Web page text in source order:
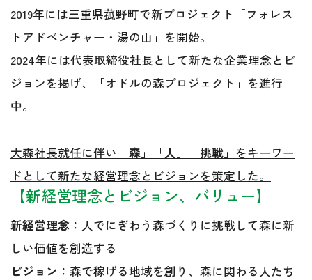
2019年には三重県菰野町で新プロジェクト「フォレス
トアドベンチャー・湯の山」を開始。
2024年には代表取締役社長として新たな企業理念とビ
ジョンを掲げ、「オドルの森プロジェクト」を進行
中。
大森社長就任に伴い「森 」「人 」「挑戦 」をキーワー
ドとして新たな経営理念とビジョンを策定した。
【新経営理念とビジョン、バリュー】
新経営理念 ：人でにぎわう森づくりに挑戦して森に新
しい価値を創造する
ビジョン ：森で稼げる地域を創り、森に関わる人たち